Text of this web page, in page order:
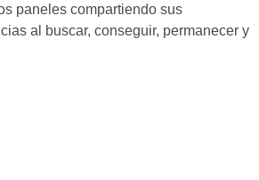
paneles compartiendo sus
al buscar, conseguir, permanecer y